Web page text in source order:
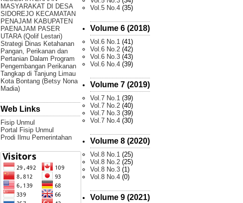
MASYARAKAT DI DESA
SIDOREJO KECAMATAN
PENAJAM KABUPATEN
PAENAJAM PASER
UTARA (Qolif Lestari)
Strategi Dinas Ketahanan
Pangan, Perikanan dan
Pertanian Dalam Program
Pengembangan Perikanan
Tangkap di Tanjung Limau
Kota Bontang (Betsy Nona
Madia)
Web Links
Fisip Unmul
Portal Fisip Unmul
Prodi Ilmu Pemerintahan
Vol.5 No.4 (35)
Volume 6 (2018)
Vol.6 No.1 (41)
Vol.6 No.2 (42)
Vol.6 No.3 (43)
Vol.6 No.4 (39)
Volume 7 (2019)
Vol.7 No.1 (39)
Vol.7 No.2 (40)
Vol.7 No.3 (39)
Vol.7 No.4 (30)
Volume 8 (2020)
Vol.8 No.1 (25)
Vol.8 No.2 (25)
Vol.8 No.3 (1)
Vol.8 No.4 (0)
Volume 9 (2021)